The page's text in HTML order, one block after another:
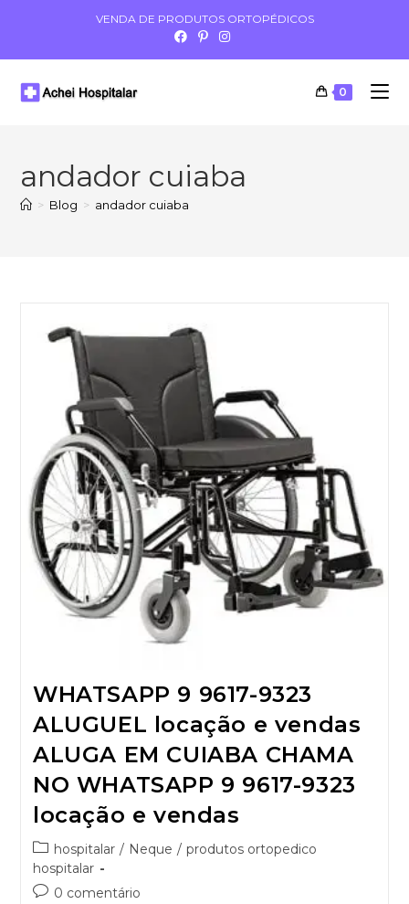
VENDA DE PRODUTOS ORTOPÉDICOS
0
andador cuiaba
> Blog > andador cuiaba
WHATSAPP 9 9617-9323
ALUGUEL locação e vendas
ALUGA EM CUIABA CHAMA
NO WHATSAPP 9 9617-9323
locação e vendas
hospitalar / Neque / produtos ortopedico
hospitalar
0 comentário